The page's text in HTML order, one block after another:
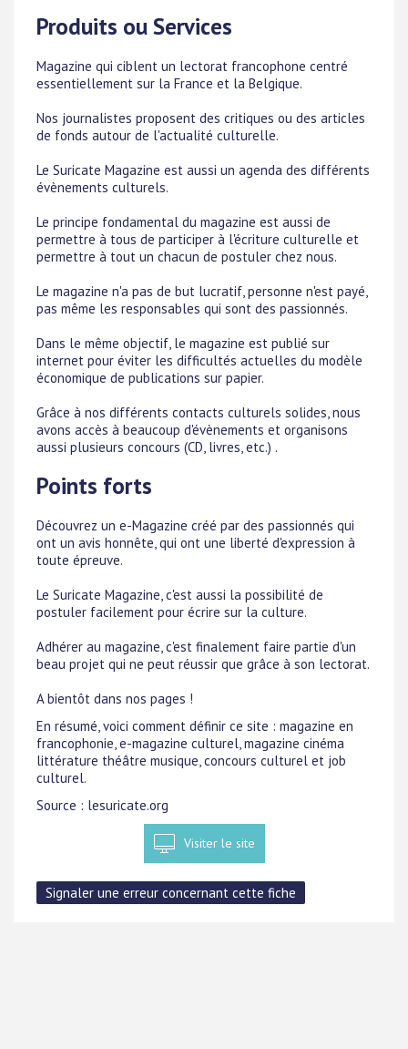
Produits ou Services
Magazine qui ciblent un lectorat francophone centré
essentiellement sur la France et la Belgique.
Nos journalistes proposent des critiques ou des articles
de fonds autour de l'actualité culturelle.
Le Suricate Magazine est aussi un agenda des différents
évènements culturels.
Le principe fondamental du magazine est aussi de
permettre à tous de participer à l'écriture culturelle et
permettre à tout un chacun de postuler chez nous.
Le magazine n'a pas de but lucratif, personne n'est payé,
pas même les responsables qui sont des passionnés.
Dans le même objectif, le magazine est publié sur
internet pour éviter les difficultés actuelles du modèle
économique de publications sur papier.
Grâce à nos différents contacts culturels solides, nous
avons accès à beaucoup d'évènements et organisons
aussi plusieurs concours (CD, livres, etc.) .
Points forts
Découvrez un e-Magazine créé par des passionnés qui
ont un avis honnête, qui ont une liberté d'expression à
toute épreuve.
Le Suricate Magazine, c'est aussi la possibilité de
postuler facilement pour écrire sur la culture.
Adhérer au magazine, c'est finalement faire partie d'un
beau projet qui ne peut réussir que grâce à son lectorat.
A bientôt dans nos pages !
En résumé, voici comment définir ce site : magazine en
francophonie, e-magazine culturel, magazine cinéma
littérature théâtre musique, concours culturel et job
culturel.
Source : lesuricate.org
Visiter le site